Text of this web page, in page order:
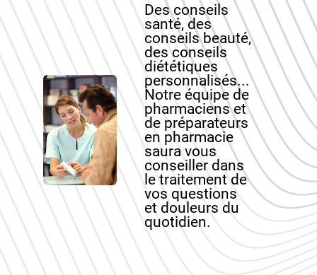
Des conseils
santé, des
conseils beauté,
des conseils
diététiques
personnalisés...
Notre équipe de
pharmaciens et
de préparateurs
en pharmacie
saura vous
conseiller dans
le traitement de
vos questions
et douleurs du
quotidien.